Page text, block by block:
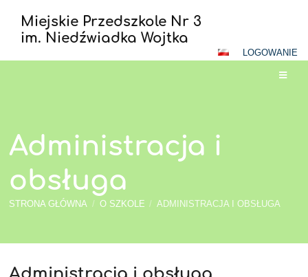
Miejskie Przedszkole Nr 3
im. Niedźwiadka Wojtka
LOGOWANIE
Administracja i
obsługa
STRONA GŁÓWNA / O SZKOLE / ADMINISTRACJA I OBSŁUGA